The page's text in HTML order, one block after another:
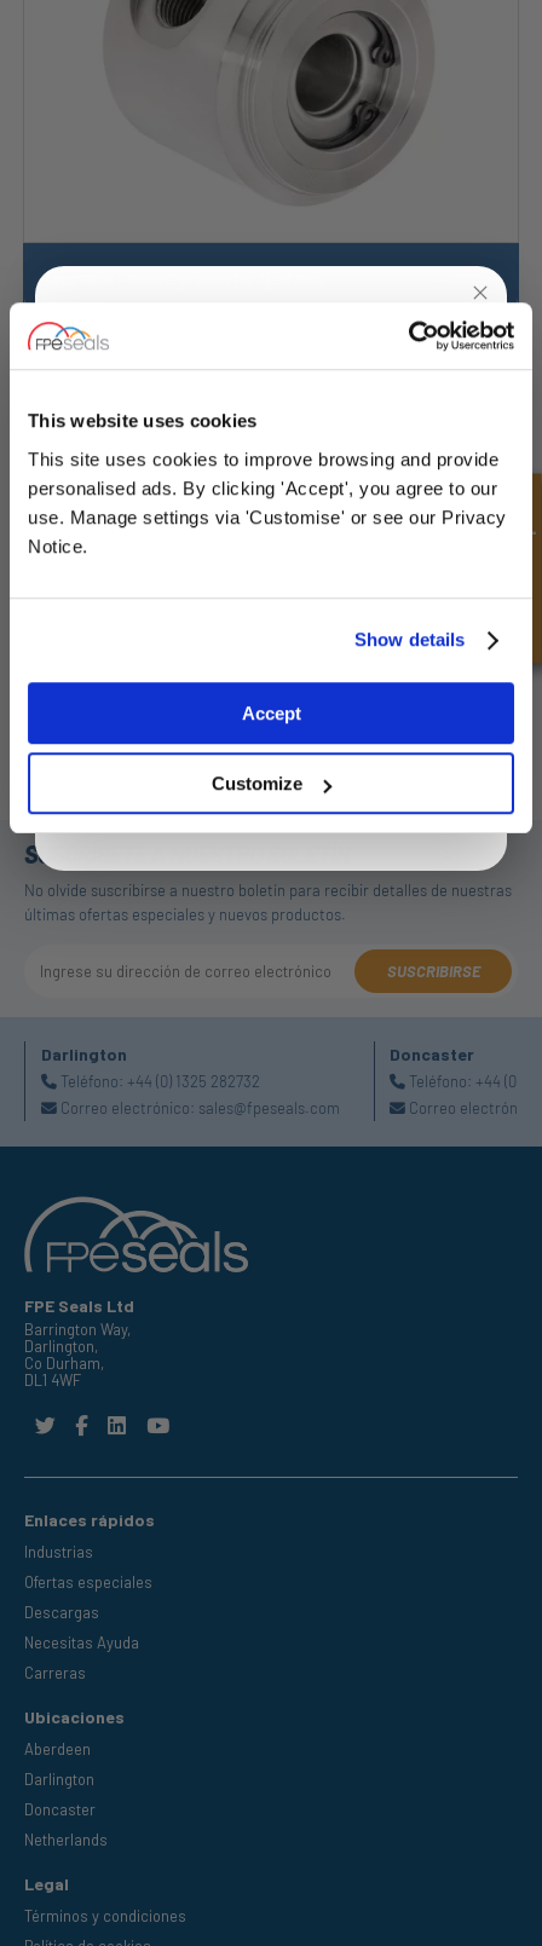
This website uses cookies
This site uses cookies to improve browsing and provide
personalised ads. By clicking 'Accept', you agree to our
use. Manage settings via 'Customise' or see our Privacy
Notice.
Show details
Accept
Customize
Tapa Final - Amortiguación No Ajustable
SUSCRÍBETE A NUESTRO BOLETÍN
No olvide suscribirse a nuestro boletín para recibir detalles de nuestras
últimas ofertas especiales y nuevos productos.
SUSCRIBIRSE
Darlington
Teléfono: +44 (0) 1325 282732
Correo electrónico: sales@fpeseals.com
Doncaster
Teléfono: +44 (0)
Correo
FPE Seals Ltd
Barrington Way,
Darlington,
Co Durham,
DL1 4WF
Enlaces rápidos
Industrias
Ofertas especiales
Descargas
Necesitas Ayuda
Carreras
Ubicaciones
Aberdeen
Darlington
Doncaster
Netherlands
Legal
Términos y condiciones
Consulta rápida
UNLOCK10% OFF
YOURFIRST ORDER
Sign up for special offers and exclusive
deals
By entering your email address you are agreeing to our
privacy policy.